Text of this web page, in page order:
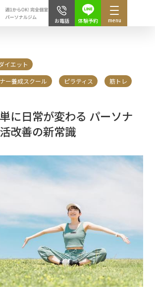
お電話 体験予約 menu
イエット
ー養成スクール
ピラティス
筋トレ
に日常が変わる パーソナ
改善の新常識